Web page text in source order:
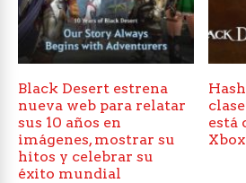
Black Desert estrena
nueva web para relatar
sus 10 años en
imágenes, mostrar su
hitos y celebrar su
éxito mundial
está